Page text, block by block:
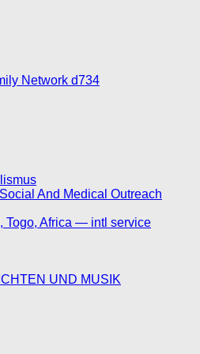
Network d734
And Medical Outreach
Togo, Africa — intl service
UND MUSIK